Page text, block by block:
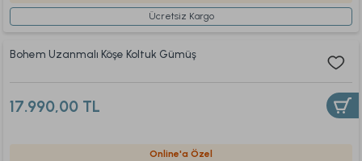
Ücretsiz Kargo
Bohem Uzanmalı Köşe Koltuk Gümüş
17.990,00 TL
Online'a Özel